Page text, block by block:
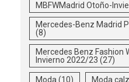
MBFWMadrid Otoño-
Mercedes-Benz Madrid
(8)
Mercedes Benz Fashion
Invierno 2022/23 (27)
Moda (10) Moda